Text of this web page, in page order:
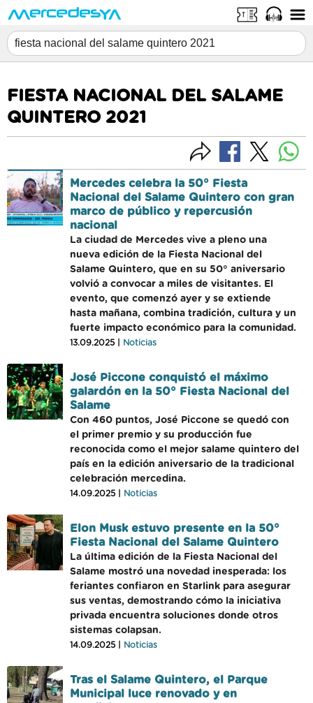
FIESTA NACIONAL DEL SALAME
QUINTERO 2021
Mercedes celebra la 50° Fiesta
Nacional del Salame Quintero con gran
marco de público y repercusión
nacional
La ciudad de Mercedes vive a pleno una
nueva edición de la Fiesta Nacional del
Salame Quintero, que en su 50° aniversario
volvió a convocar a miles de visitantes. El
evento, que comenzó ayer y se extiende
hasta mañana, combina tradición, cultura y un
fuerte impacto económico para la comunidad.
13.09.2025 | Noticias
José Piccone conquistó el máximo
galardón en la 50° Fiesta Nacional del
Salame
Con 460 puntos, José Piccone se quedó con
el primer premio y su producción fue
reconocida como el mejor salame quintero del
país en la edición aniversario de la tradicional
celebración mercedina.
14.09.2025 | Noticias
Elon Musk estuvo presente en la 50°
Fiesta Nacional del Salame Quintero
La última edición de la Fiesta Nacional del
Salame mostró una novedad inesperada: los
feriantes confiaron en Starlink para asegurar
sus ventas, demostrando cómo la iniciativa
privada encuentra soluciones donde otros
sistemas colapsan.
14.09.2025 | Noticias
Tras el Salame Quintero, el Parque
Municipal luce renovado y en